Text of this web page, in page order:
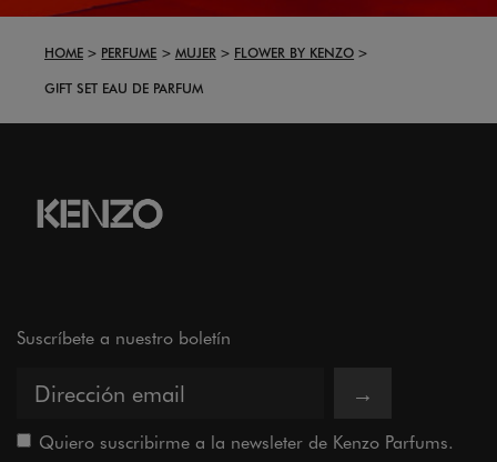
HOME PERFUME MUJER
FLOWER BY KENZO
GIFT SET EAU DE PARFUM
Suscríbete a nuestro boletín
→
Quiero suscribirme a la newsleter de Kenzo Parfums.